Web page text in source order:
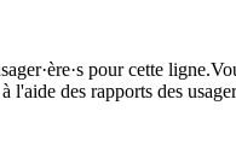
pour cette
des rapports des